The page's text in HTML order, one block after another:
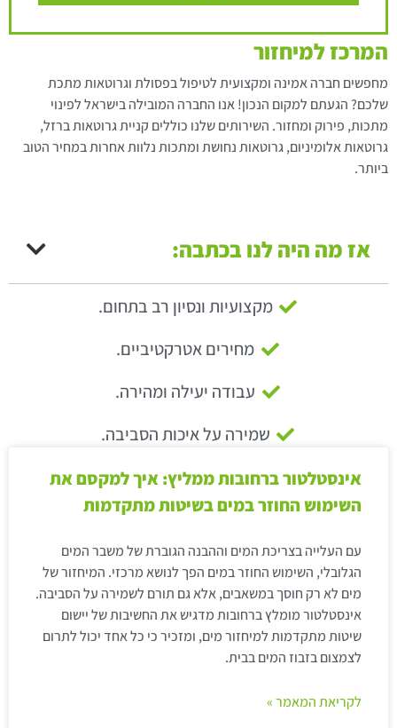
המרכז למיחזור
מחפשים חברה אמינה ומקצועית לטיפול בפסולת וגרוטאות מתכת
שלכם? הגעתם למקום הנכון! אנו החברה המובילה בישראל לפינוי
מתכות, פירוק ומחזור. השירותים שלנו כוללים קניית גרוטאות ברזל,
גרוטאות אלומיניום, גרוטאות נחושת ומתכות נלוות אחרות במחיר הטוב
ביותר.
אז מה היה לנו בכתבה:
מקצועיות ונסיון רב בתחום.
מחירים אטרקטיביים.
עבודה יעילה ומהירה.
שמירה על איכות הסביבה.
אינסטלטור ברחובות ממליץ: איך למקסם את
השימוש החוזר במים בשיטות מתקדמות
עם העלייה בצריכת המים וההבנה הגוברת של משבר המים
הגלובלי, השימוש החוזר במים הפך לנושא מרכזי. המיחזור של
מים לא רק חוסך במשאבים, אלא גם תורם לשמירה על הסביבה.
אינסטלטור מומלץ ברחובות מדגיש את החשיבות של יישום
שיטות מתקדמות למיחזור מים, ומזכיר כי כל אחד יכול לתרום
לצמצום בזבוז המים בבית.
לקריאת המאמר »